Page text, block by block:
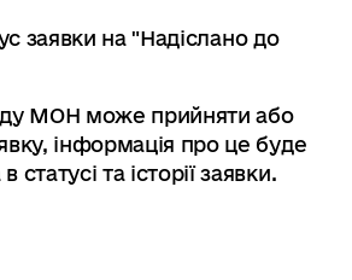
заявки на "Надіслано до
МОН може прийняти або
інформація про це буде
статусі та історії заявки.